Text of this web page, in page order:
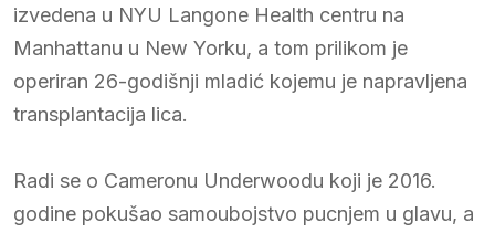
izvedena u NYU Langone Health centru na
Manhattanu u New Yorku, a tom prilikom je
operiran 26-godišnji mladić kojemu je napravljena
transplantacija lica.
Radi se o Cameronu Underwoodu koji je 2016.
godine pokušao samoubojstvo pucnjem u glavu, a